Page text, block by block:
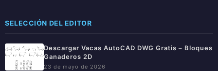
SELECCIÓN DEL EDITOR
Descargar Vacas AutoCAD DWG Gratis – Bloques
Ganaderos 2D
23 de mayo de 2026